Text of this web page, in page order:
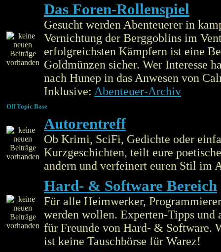
Das Foren-Rollenspiel
Gesucht werden Abenteuerer in
Vernichtung der Berggoblins im
erfolgreichsten Kämpfern ist eine
Goldmünzen sicher. Wer Interesse
nach Hunep in das Anwesen von
Inklusive: Abenteuer-Archiv
Off Topic Base
Autorentreff
Ob Krimi, SciFi, Gedichte oder
Kurzgeschichten, teilt eure
andern und verfeinert euren Stil im
Hard- & Software Bereich
Für alle Heimwerker,
werden wollen. Experten-Tipps und
für Freunde von Hard- & Software.
ist keine Tauschbörse für Warez!